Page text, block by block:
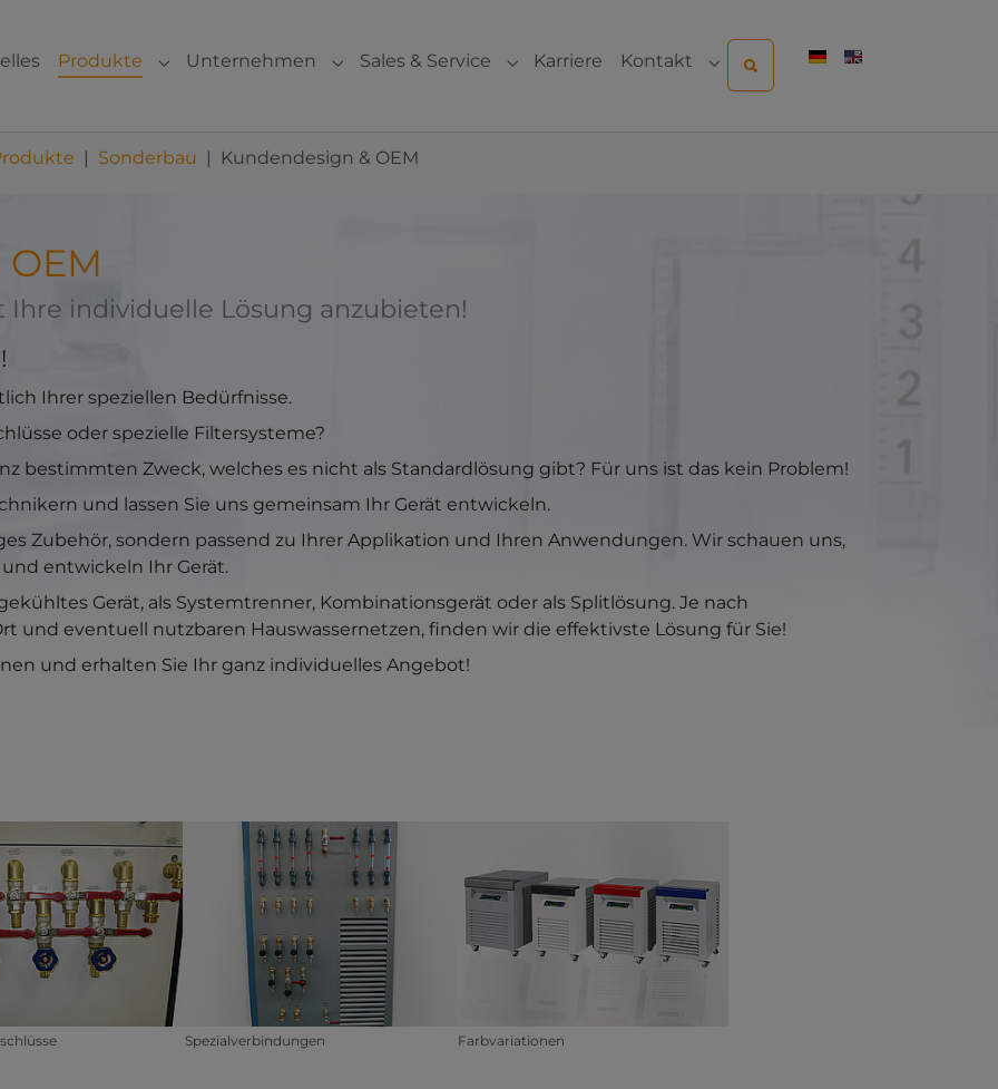
Produkte
Submenu for "Produkte"
Unternehmen
Submenu for "Unternehmen"
Sales & Service
Submenu for "Sales & Service"
Karriere Kontakt
Submenu for "Kontakt"
Sonderbau Kundendesign & OEM
Ihre individuelle Lösung anzubieten!
Ihrer speziellen Bedürfnisse.
oder spezielle Filtersysteme?
bestimmten Zweck, welches es nicht als Standardlösung gibt? Für uns ist das kein Problem!
und lassen Sie uns gemeinsam Ihr Gerät entwickeln.
Zubehör, sondern passend zu Ihrer Applikation und Ihren Anwendungen. Wir schauen uns,
entwickeln Ihr Gerät.
Gerät, als Systemtrenner, Kombinationsgerät oder als Splitlösung. Je nach
und eventuell nutzbaren Hauswassernetzen, finden wir die effektivste Lösung für Sie!
und erhalten Sie Ihr ganz individuelles Angebot!
version for: Show larger version for:
Spezialverbindungen Farbvariationen